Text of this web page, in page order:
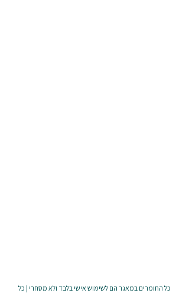
כל החומרים במאגר הם לשימוש אישי בלבד ולא מסחרי | כל